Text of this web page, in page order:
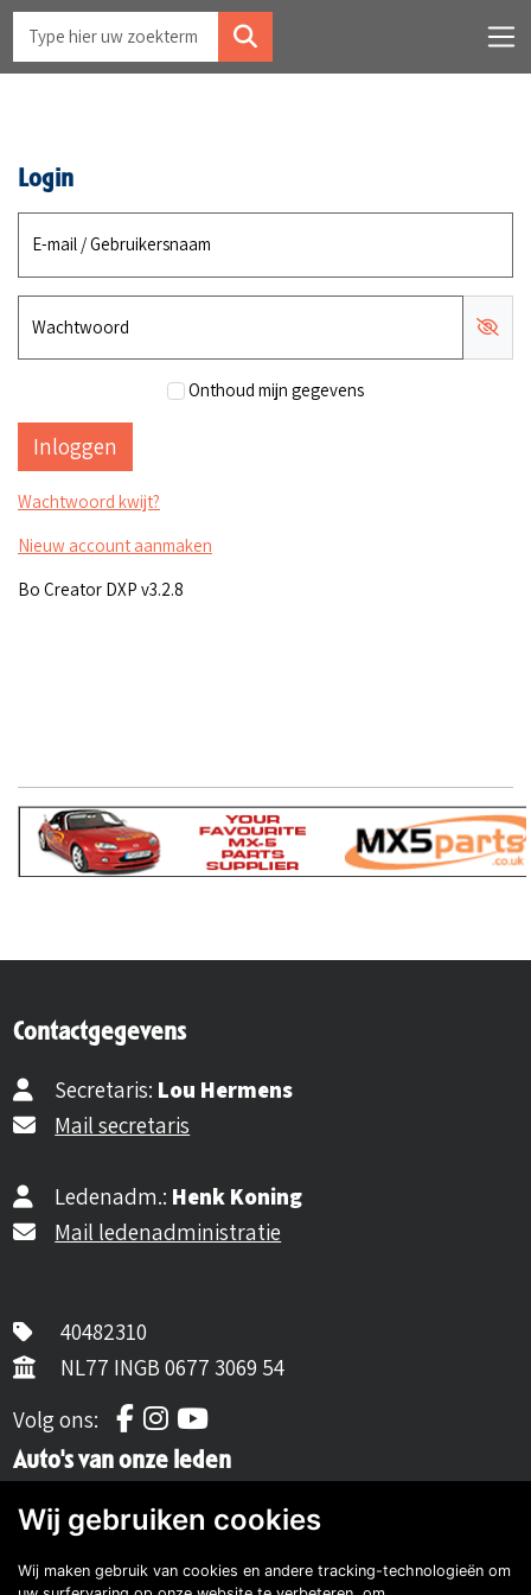
Login
E-mail / Gebruikersnaam
Wachtwoord
Onthoud mijn gegevens
Wachtwoord kwijt?
Nieuw account aanmaken
Bo Creator DXP v3.2.8
Contactgegevens
Secretaris: Lou Hermens
Mail secretaris
Ledenadm.: Henk Koning
Mail ledenadministratie
40482310
NL77 INGB 0677 3069 54
Volg ons:
Volg ons op Facebook
Volg ons op Instagram
Volg ons op YouTube
Auto's van onze leden
Wij gebruiken cookies
Wij maken gebruik van cookies en andere tracking-technologieën om